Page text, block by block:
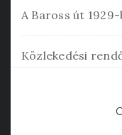
A Baross út
Közlekedési